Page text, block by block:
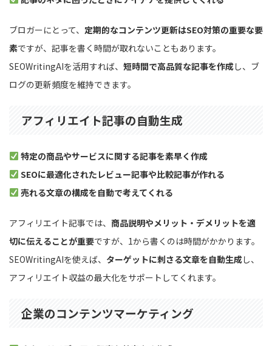
ブロガーにとって、 定期的なコンテンツ更新はSEO対策の重要な要
素ですが、記事を書く時間が取れないこともあります。
SEOWritingAIを活用すれば、 短時間で高品質な記事を作成し、ブ
ログの更新頻度を維持できます。
アフィリエイト記事の自動生成
特定の商品やサービスに関する記事を素早く作成
SEOに最適化されたレビュー記事や比較記事が作れる
売れる文章の構成を自動で考えてくれる
アフィリエイト記事では、 商品説明やメリット・デメリットを適
切に伝えることが重要ですが、1から書くのは時間がかかります。
SEOWritingAIを使えば、 ターゲットに刺さる文章を自動生成し、
アフィリエイト収益の最大化をサポートしてくれます。
企業のコンテンツマーケティング